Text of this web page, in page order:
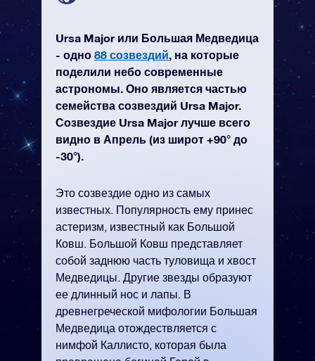
Ursa Major или Большая Медведица
- одно 88 созвездий, на которые
поделили небо современные
астрономы. Оно является частью
семейства созвездий Ursa Major.
Созвездие Ursa Major лучше всего
видно в Апрель (из широт +90° до
-30°).
Это созвездие одно из самых
известных. Популярность ему принес
астеризм, известный как Большой
Ковш. Большой Ковш представляет
собой заднюю часть туловища и хвост
Медведицы. Другие звезды образуют
ее длинный нос и лапы. В
древнегреческой мифологии Большая
Медведица отождествляется с
нимфой Каллисто, которая была